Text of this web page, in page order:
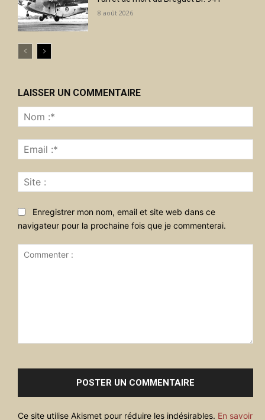
8 août 2026
LAISSER UN COMMENTAIRE
:*
:*
:
Enregistrer mon nom, email et site web dans ce
navigateur pour la prochaine fois que je commenterai.
Ce site utilise Akismet pour réduire les indésirables. En savoir